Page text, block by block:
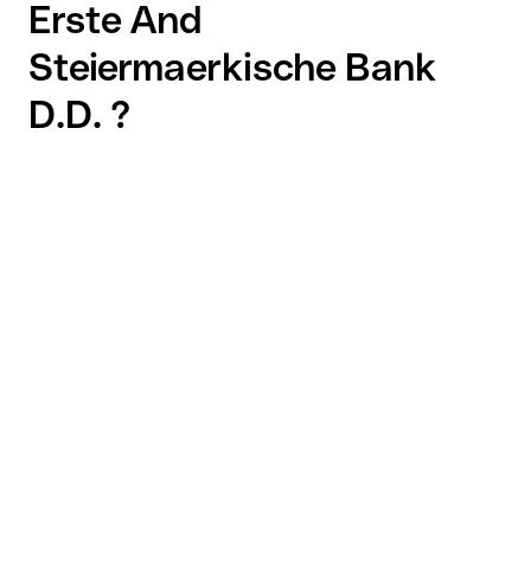
Erste And
Steiermaerkische Bank
D.D. ?